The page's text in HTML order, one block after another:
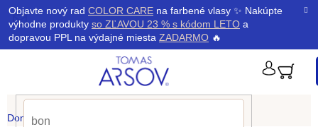
Prejsť
na
obsah
Objavte nový rad COLOR CARE na farbené vlasy ✨ Nakúpte
výhodne produkty so ZĽAVOU 23 % s kódom LETO a
dopravou PPL na výdajné miesta ZADARMO 🔥
Domov /
K
o
Späť
Späť